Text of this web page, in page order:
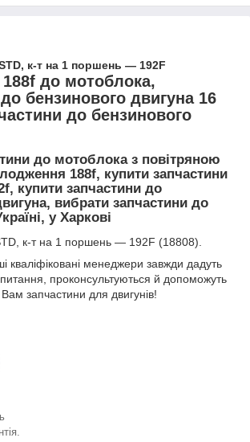
к-т на 1 поршень — 192F
до мотоблока,
бензинового двигуна 16
до бензинового
до мотоблока з повітряною
188f, купити запчастини
купити запчастини до
вибрати запчастини до
у Харкові
к-т на 1 поршень — 192F (18808).
кваліфіковані менеджери завжди дадуть
питання, проконсультуються й допоможуть
Вам запчастини для двигунів!